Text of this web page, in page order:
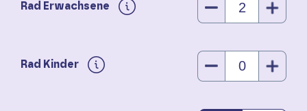
Rad Erwachsene
Rad Kinder